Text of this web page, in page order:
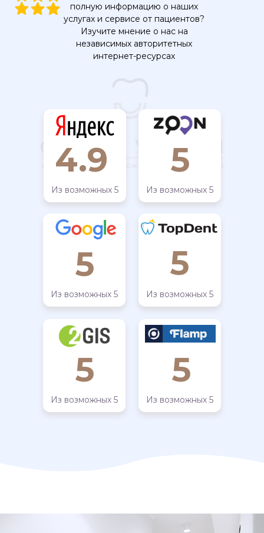
полную информацию о наших
услугах и сервисе от пациентов?
Изучите мнение о нас на
независимых авторитетных
интернет-ресурсах
Из возможных 5
4.9
Из возможных 5
5
5
Из возможных 5
5
Из возможных 5
5
Из возможных 5
5
Из возможных 5